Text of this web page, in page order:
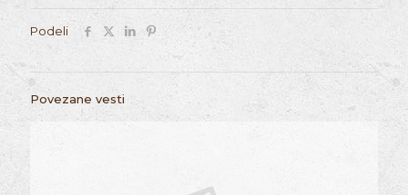
Podeli
Povezane vesti